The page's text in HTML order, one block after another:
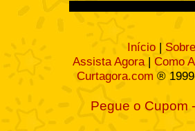
Início |
Assista Agora| Como
Curtagora.com ®
Pegue o Cupom